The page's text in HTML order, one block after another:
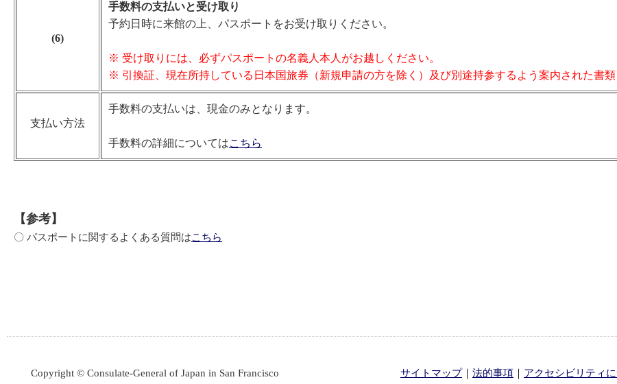
(6)
手数料の支払いと受け取り
予約日時に来館の上、パスポートをお受け取りください。
※ 受け取りには、必ずパスポートの名義人本人がお越しください。
※ 引換証、現在所持している日本国旅券（新規申請の方を除く）及び別途持参するよう案内された書類
支払い方法
手数料の支払いは、現金のみとなります。
手数料の詳細についてはこちら
【参考】
〇 パスポートに関するよくある質問はこちら
Copyright © Consulate-General of Japan in San Francisco サイトマップ｜ 法的事項 アクセシビリティ